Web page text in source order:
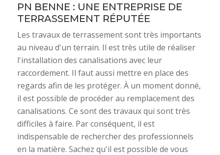
PN BENNE : UNE ENTREPRISE DE
TERRASSEMENT RÉPUTÉE
Les travaux de terrassement sont très importants
au niveau d'un terrain. Il est très utile de réaliser
l'installation des canalisations avec leur
raccordement. Il faut aussi mettre en place des
regards afin de les protéger. À un moment donné,
il est possible de procéder au remplacement des
canalisations. Ce sont des travaux qui sont très
difficiles à faire. Par conséquent, il est
indispensable de rechercher des professionnels
en la matière. Sachez qu'il est possible de vous